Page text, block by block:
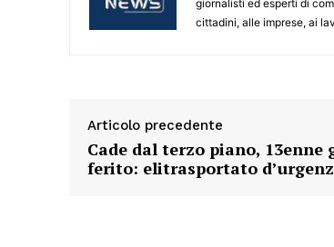
giornalisti ed esperti di
cittadini, alle imprese, ai
Articolo precedente
Cade dal terzo piano, 13enne
ferito: elitrasportato